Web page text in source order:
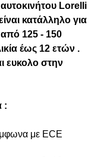
Lorelli
κατάλληλο για
125 - 150
έως 12 ετών .
ευκολο στην
:
με ECE